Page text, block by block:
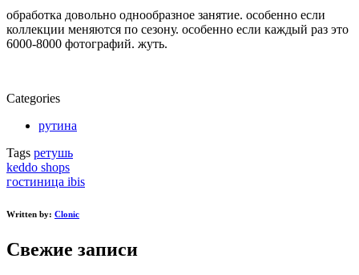
обработка довольно однообразное занятие. особенно если
коллекции меняются по сезону. особенно если каждый раз это
6000-8000 фотографий. жуть.
Categories
рутина
Tags ретушь
Post
navigation
keddo shops
гостиница ibis
Written by: Clonic
Свежие записи